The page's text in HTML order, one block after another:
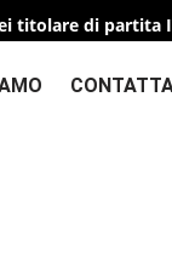
titolare di partita